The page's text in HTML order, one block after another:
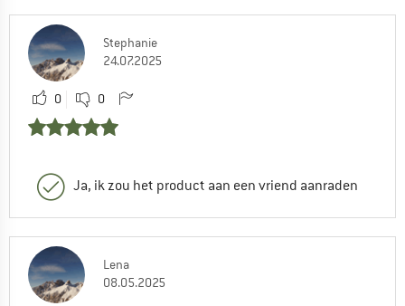
Stephanie
24.07.2025
0 0
Ja, ik zou het product aan een vriend aanraden
Lena
08.05.2025